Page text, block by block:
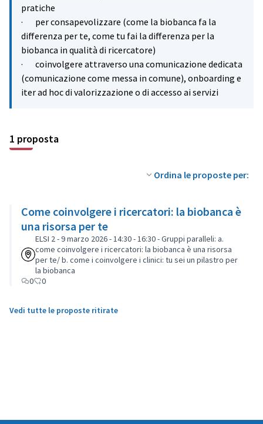
pratiche
· per consapevolizzare (come la biobanca fa la
differenza per te, come tu fai la differenza per la
biobanca in qualità di ricercatore)
· coinvolgere attraverso una comunicazione dedicata
(comunicazione come messa in comune), onboarding e
iter ad hoc di valorizzazione o di accesso ai servizi
1 proposta
Ordina le proposte per:
Come coinvolgere i ricercatori: la biobanca è
una risorsa per te
ELSI 2 - 9 marzo 2026 - 14:30 - 16:30 - Gruppi paralleli: a.
come coinvolgere i ricercatori: la biobanca è una risorsa
per te/ b. come i coinvolgere i clinici: tu sei un pilastro per
la biobanca
0
0
Vedi tutte le proposte ritirate